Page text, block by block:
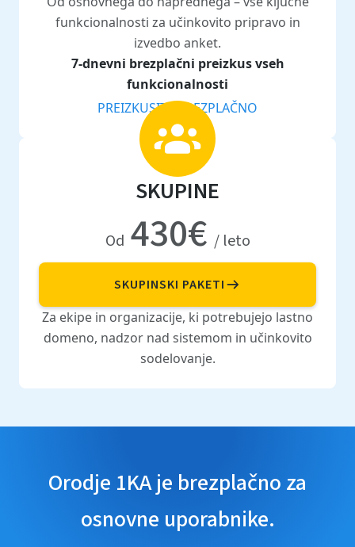
funkcionalnosti za učinkovito pripravo in
izvedbo anket.
7-dnevni brezplačni preizkus vseh
funkcionalnosti
PREIZKUSITE BREZPLAČNO
SKUPINE
Od 430€ / leto
SKUPINSKI PAKETI
Za ekipe in organizacije, ki potrebujejo lastno
domeno, nadzor nad sistemom in učinkovito
sodelovanje.
Orodje 1KA je brezplačno za
osnovne uporabnike.